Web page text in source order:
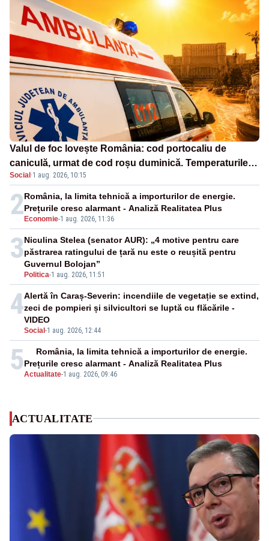
Valul de foc lovește România: cod portocaliu de
caniculă, urmat de cod roșu duminică. Temperaturile
urcă spre 40°C
Social·1 aug. 2026, 10:15
2Economie-1 aug. 2026, 11:36
România, la limita tehnică a importurilor de energie.
Prețurile cresc alarmant - Analiză Realitatea Plus
3
Politica-1 aug. 2026, 11:51
Niculina Stelea (senator AUR): „4 motive pentru care
păstrarea ratingului de țară nu este o reușită pentru
Guvernul Bolojan”
4
Social-1 aug. 2026, 12:44
Alertă în Caraș-Severin: incendiile de vegetație se extind,
zeci de pompieri și silvicultori se luptă cu flăcările -
VIDEO
5Actualitate-1 aug. 2026, 09:46
România, la limita tehnică a importurilor de energie.
Prețurile cresc alarmant - Analiză Realitatea Plus
ACTUALITATE